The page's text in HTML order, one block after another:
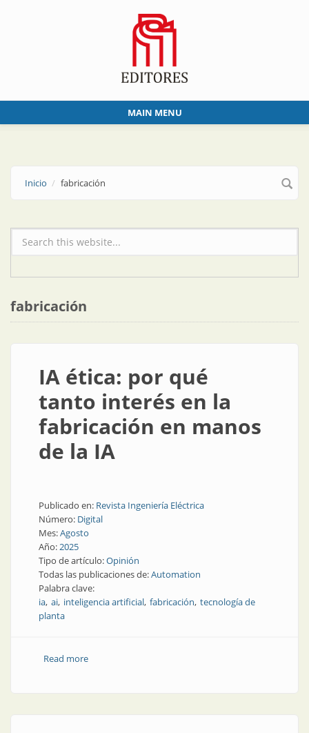
MAIN MENU
Inicio fabricación
Formulario de búsqueda
fabricación
IA ética: por qué
tanto interés en la
fabricación en manos
de la IA
Publicado en: Revista Ingeniería Eléctrica
Número: Digital
Mes:Agosto
Año:2025
Tipo de artículo:Opinión
Todas las publicaciones de:Automation
Palabra clave:
ia ai inteligencia artificial fabricación tecnología de
planta
Read moreabout IA ética: por qué tanto interés en la fabricación